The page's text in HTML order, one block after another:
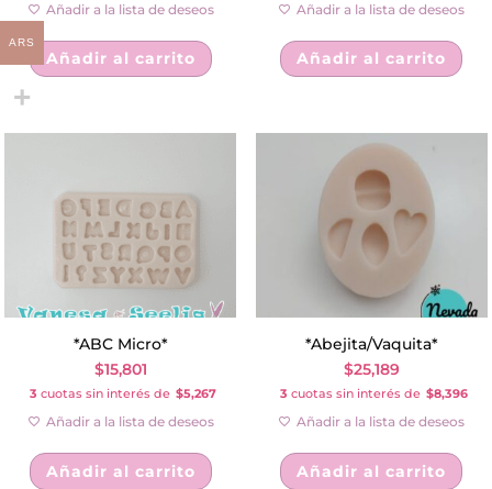
Añadir a la lista de deseos
Añadir al carrito
Añadir a la lista de deseos
Añadir al carrito
*ABC Micro*
$15,801
3 cuotas sin interés de $5,267
Añadir a la lista de deseos
Añadir al carrito
*Abejita/Vaquita*
$25,189
3 cuotas sin interés de $8,396
Añadir a la lista de deseos
Añadir al carrito
ARS